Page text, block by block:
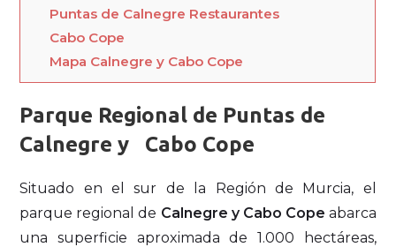
Puntas de Calnegre Restaurantes
Cabo Cope
Mapa Calnegre y Cabo Cope
Parque Regional de Puntas de
Calnegre y Cabo Cope
Situado en el sur de la Región de Murcia, el
parque regional de Calnegre y Cabo Cope abarca
una superficie aproximada de 1.000 hectáreas,